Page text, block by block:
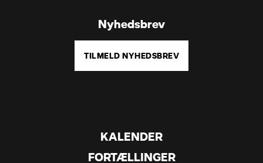
KALENDER
FORTÆLLINGER
Nyhedsbrev
TILMELD NYHEDSBREV